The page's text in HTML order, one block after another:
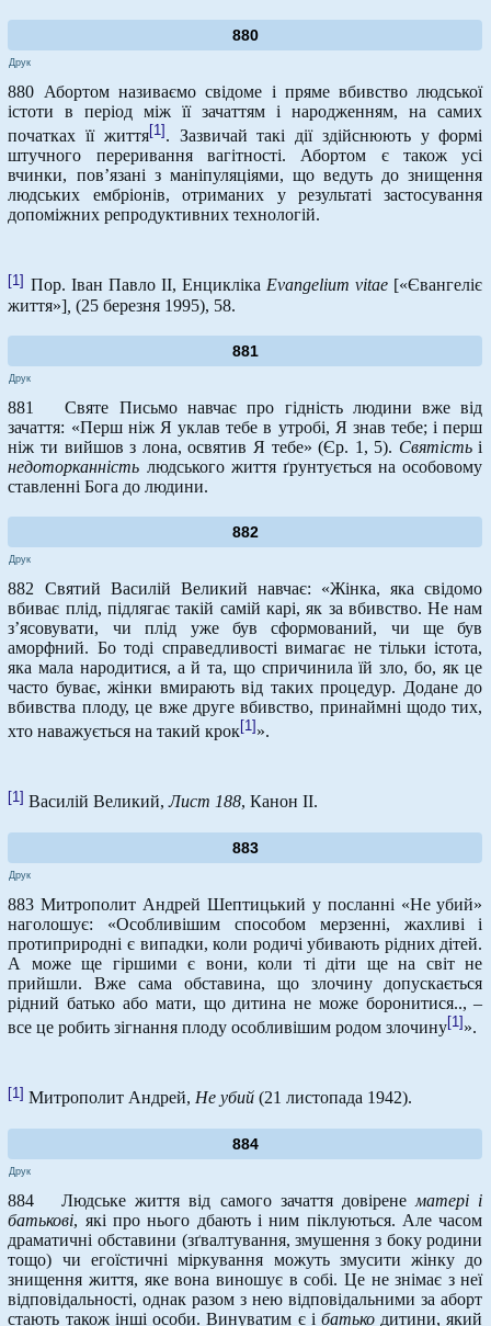
880
Друк
880 Абортом називаємо свідоме і пряме вбивство людської
істоти в період між її зачаттям і народженням, на самих
початках її життя[1] . Зазвичай такі дії здійснюють у формі
штучного переривання вагітності. Абортом є також усі
вчинки, пов’язані з маніпуляціями, що ведуть до знищення
людських ембріонів, отриманих у результаті застосування
допоміжних репродуктивних технологій.
[1] Пор. Іван Павло ІІ, ЕнциклікаEvangelium vitae [«Євангеліє
життя»] ,(25 березня 1995), 58.
881
Друк
881 Святе Письмо навчає про гідність людини вже від
зачаття: «Перш ніж Я уклав тебе в утробі, Я знав тебе; і перш
ніж ти вийшов з лона, освятив Я тебе» (Єр. 1, 5). Святістьі
недоторканність людського життя ґрунтується на особовому
ставленні Бога до людини.
882
Друк
882 Святий Василій Великий навчає: «Жінка, яка свідомо
вбиває плід, підлягає такій самій карі, як за вбивство. Не нам
з’ясовувати, чи плід уже був сформований, чи ще був
аморфний. Бо тоді справедливості вимагає не тільки істота,
яка мала народитися, а й та, що спричинила їй зло, бо, як це
часто буває, жінки вмирають від таких процедур. Додане до
вбивства плоду, це вже друге вбивство, принаймні щодо тих,
хто наважується на такий крок[1] ».
[1] Василій Великий,Лист 188, Канон ІІ.
883
Друк
883 Митрополит Андрей Шептицький у посланні «Не убий»
наголошує: «Особливішим способом мерзенні, жахливі і
протиприродні є випадки, коли родичі убивають рідних дітей.
А може ще гіршими є вони, коли ті діти ще на світ не
прийшли. Вже сама обставина, що злочину допускається
рідний батько або мати, що дитина не може боронитися.., –
все це робить зігнання плоду особливішим родом злочину[1] ».
[1] Митрополит Андрей,Не убий(21 листопада 1942).
884
Друк
884 Людське життя від самого зачаття довірене матері і
батькові, які про нього дбають і ним піклуються. Але часом
драматичні обставини (зґвалтування, змушення з боку родини
тощо) чи егоїстичні міркування можуть змусити жінку до
знищення життя, яке вона виношує в собі. Це не знімає з неї
відповідальності, однак разом з нею відповідальними за аборт
стають також інші особи. Винуватим є ібатько дитини, який